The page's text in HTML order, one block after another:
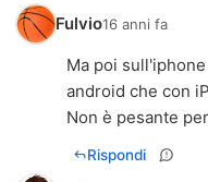
Fulvio16 anni fa
Ma poi
android che con
Non è pesante
Rispondi